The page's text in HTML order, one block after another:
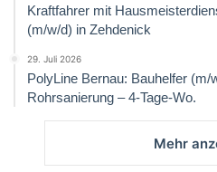
Kraftfahrer mit
(m/w/d) in Zehdenick
29. Juli 2026
PolyLine Bernau: Bauhelfer (m/
Rohrsanierung – 4-Tage-Wo.
Mehr